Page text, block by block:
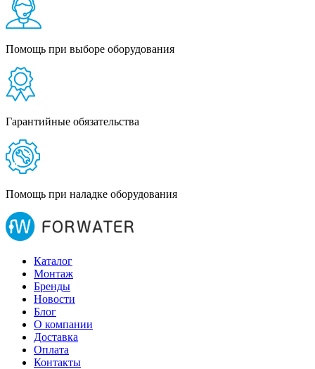
Помощь при выборе оборудования
Гарантийные обязательства
Помощь при наладке оборудования
Каталог
Монтаж
Бренды
Новости
Блог
О компании
Доставка
Оплата
Контакты